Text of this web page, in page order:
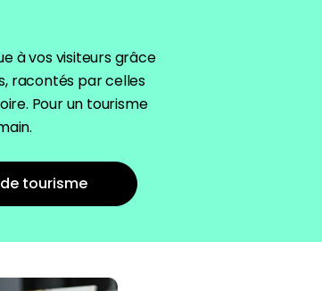
à vos visiteurs grâce
racontés par celles
Pour un tourisme
tourisme